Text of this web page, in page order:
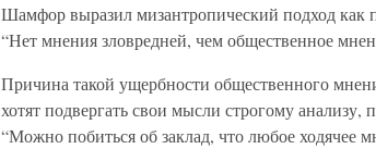
Шамфор выразил мизантропический подход как
“Нет мнения зловредней, чем общественное
Причина такой ущербности общественного
хотят подвергать свои мысли строгому
“Можно побиться об заклад, что любое ходячее